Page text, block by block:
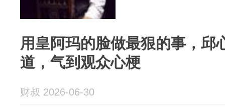
用皇阿玛的脸做最狠的事，邱
道，气到观众心梗
财叔 2026-06-30